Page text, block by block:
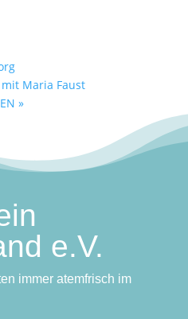
Maria Faust
»
e.V.
immer atemfrisch im